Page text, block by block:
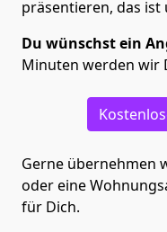
präsentieren, das
Du wünschst ein
Minuten werden wir
Gerne übernehmen
oder eine
für Dich.